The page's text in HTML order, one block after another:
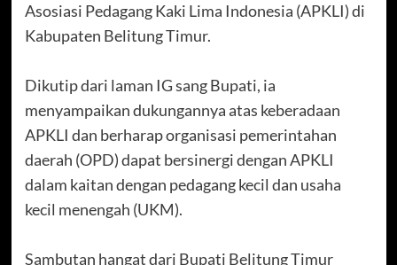
Asosiasi Pedagang Kaki Lima Indonesia (APKLI) di
Kabupaten Belitung Timur.
Dikutip dari laman IG sang Bupati, ia
menyampaikan dukungannya atas keberadaan
APKLI dan berharap organisasi pemerintahan
daerah (OPD) dapat bersinergi dengan APKLI
dalam kaitan dengan pedagang kecil dan usaha
kecil menengah (UKM).
Sambutan hangat dari Bupati Belitung Timur